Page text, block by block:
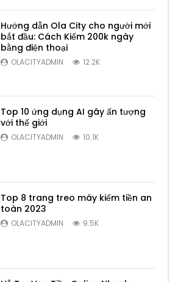
Hướng dẫn Ola City cho người mới
bắt đầu: Cách Kiếm 200k ngày
bằng điện thoại
OLACITYADMIN 12.2K
Top 10 ứng dụng AI gây ấn tượng
với thế giới
OLACITYADMIN 10.1K
Top 8 trang treo máy kiếm tiền an
toàn 2023
OLACITYADMIN 9.5K